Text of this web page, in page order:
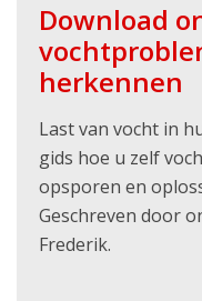
Download
herkennen
Last van vocht in
gids hoe u zelf
opsporen en
Geschreven door
Frederik.